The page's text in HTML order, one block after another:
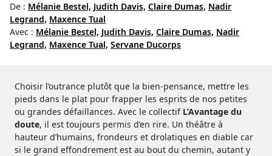
De : Mélanie Bestel, Judith Davis, Claire Dumas, Nadir
Legrand, Maxence Tual
Avec : Mélanie Bestel, Judith Davis, Claire Dumas, Nadir
Legrand, Maxence Tual, Servane Ducorps
Choisir l’outrance plutôt que la bien-pensance, mettre les
pieds dans le plat pour frapper les esprits de nos petites
ou grandes défaillances. Avec le collectif L’Avantage du
doute, il est toujours permis d’en rire. Un théâtre à
hauteur d’humains, frondeurs et drolatiques en diable car
si le grand effondrement est au bout du chemin, autant y